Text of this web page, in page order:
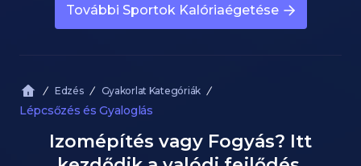
További Sportok Kalóriaégetése
Edzés Gyakorlat Kategóriák
Lépcsőzés és Gyaloglás
Izomépítés vagy Fogyás? Itt